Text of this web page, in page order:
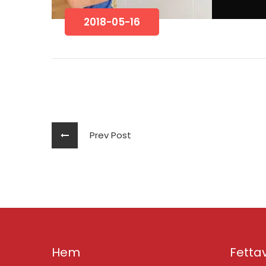
2018-05-16
Prev Post
Hem